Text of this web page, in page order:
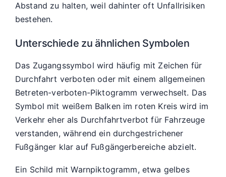
Abstand zu halten, weil dahinter oft Unfallrisiken
bestehen.
Unterschiede zu ähnlichen Symbolen
Das Zugangssymbol wird häufig mit Zeichen für
Durchfahrt verboten oder mit einem allgemeinen
Betreten-verboten-Piktogramm verwechselt. Das
Symbol mit weißem Balken im roten Kreis wird im
Verkehr eher als Durchfahrtverbot für Fahrzeuge
verstanden, während ein durchgestrichener
Fußgänger klar auf Fußgängerbereiche abzielt.
Ein Schild mit Warnpiktogramm, etwa gelbes